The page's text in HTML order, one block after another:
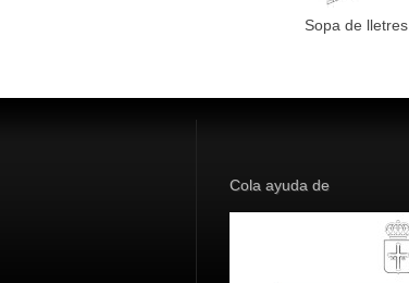
Sopa de lletres
Cola ayuda de